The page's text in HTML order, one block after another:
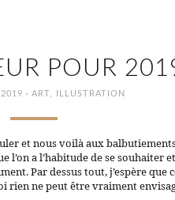
POUR
· ART, ILLUSTRATION
et nous voilà aux
l’on a l’habitude de se souhaiter et
Par dessus tout, j’espère que
rien ne peut être vraiment